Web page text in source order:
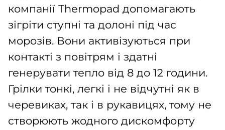
компанії Thermopad допомагають
зігріти ступні та долоні під час
морозів. Вони активізуються при
контакті з повітрям і здатні
генерувати тепло від 8 до 12 години.
Грілки тонкі, легкі і не відчутні як в
черевиках, так і в рукавицях, тому не
створюють жодного дискомфорту